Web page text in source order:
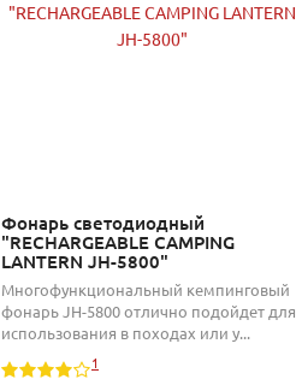
Фонарь светодиодный
"RECHARGEABLE CAMPING
LANTERN JH-5800"
Многофункциональный кемпинговый
фонарь JH-5800 отлично подойдет для
использования в походах или у...
1